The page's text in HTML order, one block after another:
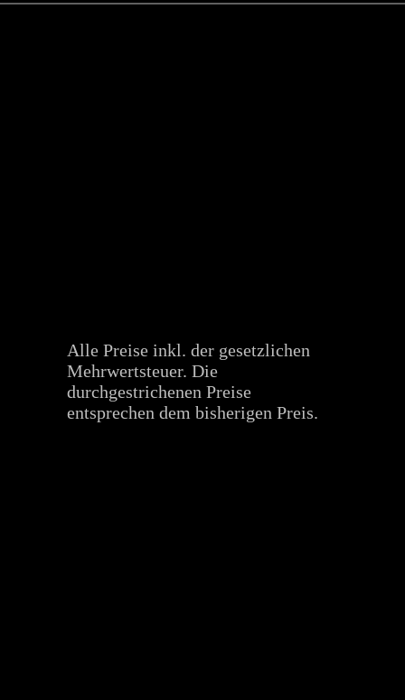
Alle Preise inkl. der gesetzlichen
Mehrwertsteuer. Die
durchgestrichenen Preise
entsprechen dem bisherigen Preis.